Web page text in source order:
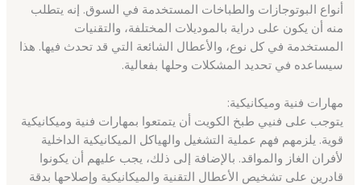
أنواع البوتوجازات والطباخات المستخدمة في السوق. إنه يتطلب
منه أن يكون على دراية بالموديلات المختلفة، والتقنيات
المستخدمة في كل نوع، والأعطال الشائعة التي قد تحدث فيها. هذا
سيساعده في تحديد المشكلات وحلها بفعالية.
مهارات فنية وميكانيكية:
يتوجب على فنيي طبخ الكويت أن يتمتعوا بمهارات فنية وميكانيكية
قوية. يلزمهم فهم عملية التشغيل والهياكل الميكانيكية الداخلية
لأفران الغاز والمواقد. بالإضافة إلى ذلك، يجب عليهم أن يكونوا
قادرين على تشخيص الأعطال التقنية والميكانيكية وإصلاحها بدقة